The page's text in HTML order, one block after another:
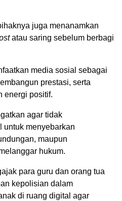
juga menanamkan
atau saring sebelum berbagi
media sosial sebagai
prestasi, serta
energi positif.
agar tidak
untuk menyebarkan
maupun
hukum.
para guru dan orang tua
kepolisian dalam
di ruang digital agar